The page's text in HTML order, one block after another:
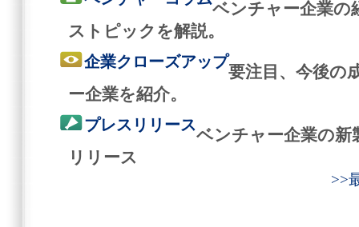
ベンチャー企業の
ストピックを解説。
企業クローズアップ
要注目、今後の
ー企業を紹介。
プレスリリース
ベンチャー企業の新
リリース
>>